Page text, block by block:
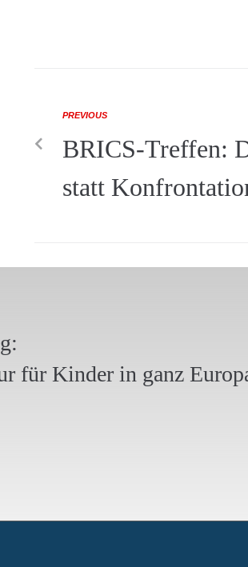
PREVIOUS
BRICS-Treffen:
statt
für Kinder in ganz